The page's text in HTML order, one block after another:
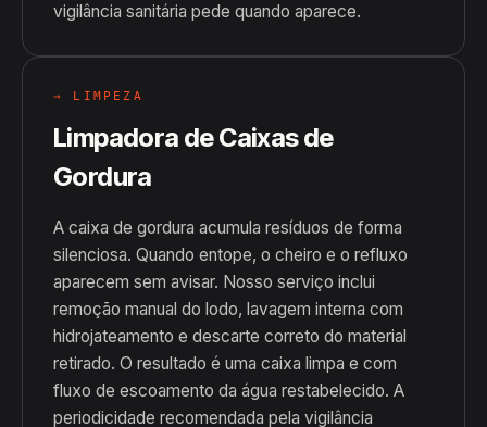
vigilância sanitária pede quando aparece.
→ LIMPEZA
Limpadora de Caixas de
Gordura
A caixa de gordura acumula resíduos de forma
silenciosa. Quando entope, o cheiro e o refluxo
aparecem sem avisar. Nosso serviço inclui
remoção manual do lodo, lavagem interna com
hidrojateamento e descarte correto do material
retirado. O resultado é uma caixa limpa e com
fluxo de escoamento da água restabelecido. A
periodicidade recomendada pela vigilância